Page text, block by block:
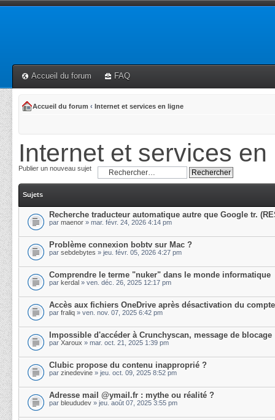
Accueil du forum FAQ
Accueil du forum ‹ Internet et services en ligne
Internet et services en
Publier un nouveau sujet
Sujets
Recherche traducteur automatique autre que Google tr.
par maenor » mar. févr. 24, 2026 4:14 pm
Problème connexion bobtv sur Mac ?
par sebdebytes » jeu. févr. 05, 2026 4:27 pm
Comprendre le terme "nuker" dans le monde informatique
par kerdal » ven. déc. 26, 2025 12:17 pm
Accès aux fichiers OneDrive après désactivation du compte
par fraliq » ven. nov. 07, 2025 6:42 pm
Impossible d'accéder à Crunchyscan, message de blocage
par Xaroux » mar. oct. 21, 2025 1:39 pm
Clubic propose du contenu inapproprié ?
par zinedevine » jeu. oct. 09, 2025 8:52 pm
Adresse mail @ymail.fr : mythe ou réalité ?
par bleududev » jeu. août 07, 2025 3:55 pm